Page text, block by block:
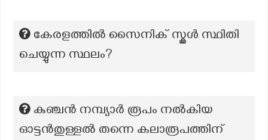
കേരളത്തിൽ സൈനിക് സ്കൂൾ സ്ഥിതി
ചെയ്യുന്ന സ്ഥലം?
കുഞ്ചൻ നമ്പ്യാർ രൂപം നൽകിയ
ഓട്ടൻതുള്ളൽ തന്നെ കലാരൂപത്തിന്